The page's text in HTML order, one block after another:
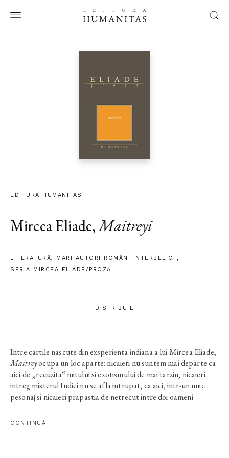
EDITURA HUMANITAS
Mircea Eliade,Maitreyi
LITERATURĂ, MARI AUTORI ROMÂNI INTERBELICI
SERIA MIRCEA ELIADE/PROZĂ
DISTRIBUIE
Intre cartile nascute din exsperienta indiana a lui Mircea Eliade,
Maitreyocupa un loc aparte: nicaieri nu suntem mai departe ca
aici de „recuzita“ mitului si exotismului de mai tarziu, nicaieri
intreg misterul Indiei nu se afla intrupat, ca aici, intr-un unic
pesonaj si nicaieri prapastia de netrecut intre doi oameni
aceasta poveste a imposibilei iubiri dintre Allen si personajul
titular. Nu-i de mirare ca cel mai frumos roman de dragoste din
CONTINUĂ